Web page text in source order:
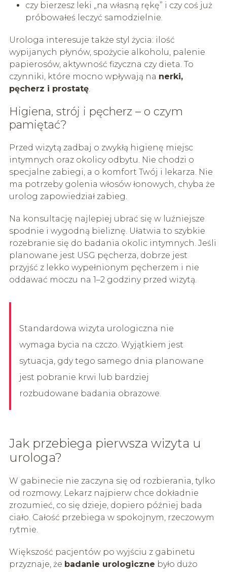
czy bierzesz leki „na własną rękę” i czy coś już
próbowałeś leczyć samodzielnie.
Urologa interesuje także styl życia: ilość
wypijanych płynów, spożycie alkoholu, palenie
papierosów, aktywność fizyczna czy dieta. To
czynniki, które mocno wpływają na nerki,
pęcherz i prostatę.
Higiena, strój i pęcherz – o czym
pamiętać?
Przed wizytą zadbaj o zwykłą higienę miejsc
intymnych oraz okolicy odbytu. Nie chodzi o
specjalne zabiegi, a o komfort Twój i lekarza. Nie
ma potrzeby golenia włosów łonowych, chyba że
urolog zapowiedział zabieg.
Na konsultację najlepiej ubrać się w luźniejsze
spodnie i wygodną bieliznę. Ułatwia to szybkie
rozebranie się do badania okolic intymnych. Jeśli
planowane jest USG pęcherza, dobrze jest
przyjść z lekko wypełnionym pęcherzem i nie
oddawać moczu na 1–2 godziny przed wizytą.
Standardowa wizyta urologiczna nie
wymaga bycia na czczo. Wyjątkiem jest
sytuacja, gdy tego samego dnia planowane
jest pobranie krwi lub bardziej
rozbudowane badania obrazowe.
Jak przebiega pierwsza wizyta u
urologa?
W gabinecie nie zaczyna się od rozbierania, tylko
od rozmowy. Lekarz najpierw chce dokładnie
zrozumieć, co się dzieje, dopiero później bada
ciało. Całość przebiega w spokojnym, rzeczowym
rytmie.
Większość pacjentów po wyjściu z gabinetu
przyznaje, że badanie urologiczne było dużo